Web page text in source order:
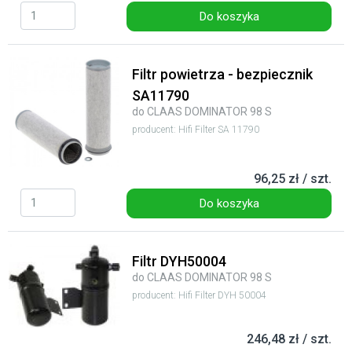
Do koszyka
Filtr powietrza - bezpiecznik
SA11790
do CLAAS DOMINATOR 98 S
producent: Hifi Filter SA 11790
96,25 zł / szt.
Do koszyka
Filtr DYH50004
do CLAAS DOMINATOR 98 S
producent: Hifi Filter DYH 50004
246,48 zł / szt.